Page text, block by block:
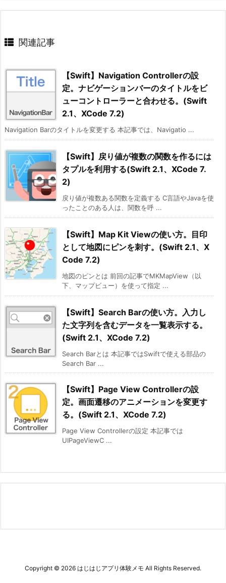
関連記事
【Swift】Navigation Controllerの設
定。ナビゲーションバーのタイトルをビ
ューコントローラーと合わせる。(Swift
2.1、XCode 7.2)
Navigation Barのタイトルを変更する 本記事では、Navigatio ...
【Swift】戻り値が複数の関数を作るには
タプルを利用する(Swift 2.1、XCode 7.
2)
戻り値が複数ある関数を定義する C言語やJavaを使
ったことのある人は、関数を呼 ...
【Swift】Map Kit Viewの使い方。目印
として地図にピンを刺す。(Swift 2.1、X
Code 7.2)
地図のピンとは 前回の記事でMKMapView（以
下、マップビュー）を使って指定 ...
【Swift】Search Barの使い方。入力し
た文字列を含むデータを一覧表示する。
(Swift 2.1、XCode 7.2)
Search Barとは 本記事ではSwiftで使える部品の
Search Bar ...
【Swift】Page View Controllerの設
定。画面遷移のアニメーションを変更す
る。(Swift 2.1、XCode 7.2)
Page View Controllerの設定 本記事では
UIPageViewC ...
Copyright © 2026 はじはじアプリ体験メモ All Rights Reserved.